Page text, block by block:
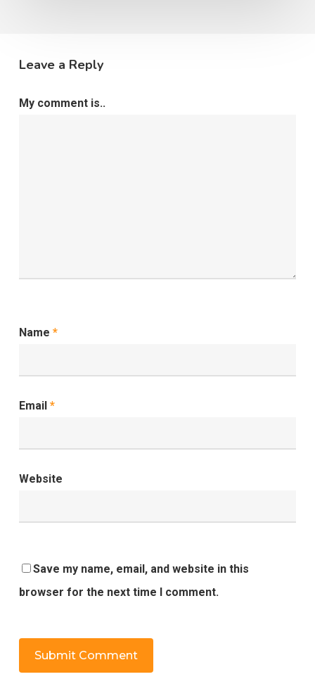
Leave a Reply
My comment is..
Name *
Email *
Website
Save my name, email, and website in this
browser for the next time I comment.